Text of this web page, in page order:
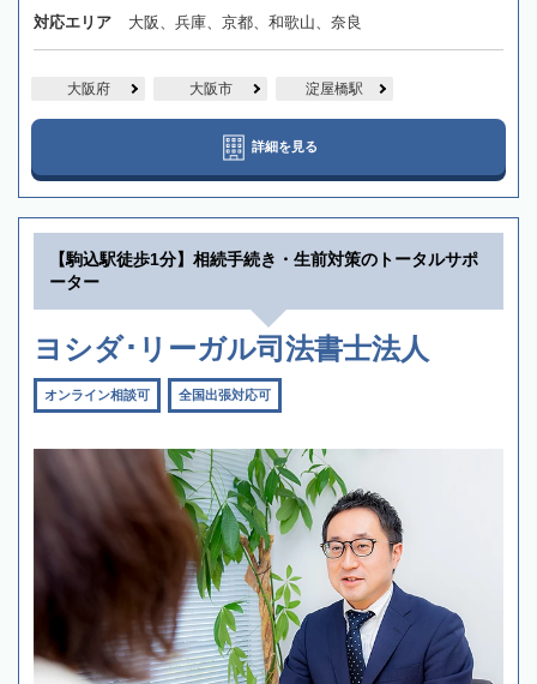
対応エリア 大阪、兵庫、京都、和歌山、奈良
大阪府 大阪市 淀屋橋駅
詳細を見る
【駒込駅徒歩1分】相続手続き・生前対策のトータルサポ
ーター
ヨシダ･リーガル司法書士法人
オンライン相談可 全国出張対応可